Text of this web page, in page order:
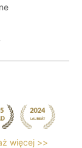
więcej >>